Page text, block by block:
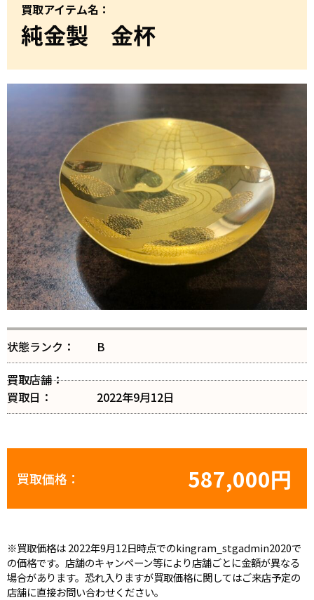
買取アイテム名：
純金製 金杯
状態ランク：
B
買取店舗：
買取日：
2022年9月12日
買取価格： 587,000円
※買取価格は 2022年9月12日時点でのkingram_stgadmin2020で
の価格です。店舗のキャンペーン等により店舗ごとに金額が異なる
場合があります。恐れ入りますが買取価格に関してはご来店予定の
店舗に直接お問い合わせください。